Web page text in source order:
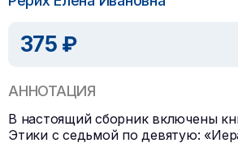
375 ₽
АННОТАЦИЯ
В настоящий сборник включены
Этики с седьмой по девятую: